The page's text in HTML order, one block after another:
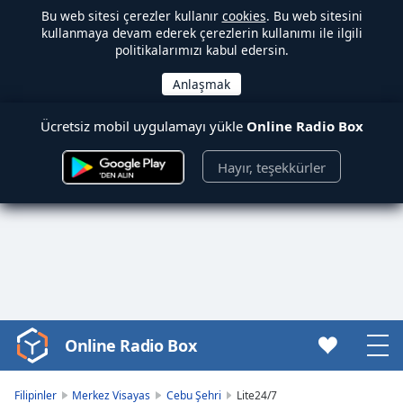
Bu web sitesi çerezler kullanır cookies. Bu web sitesini
kullanmaya devam ederek çerezlerin kullanımı ile ilgili
politikalarımızı kabul edersin.
Ücretsiz mobil uygulamayı yükle Online Radio Box
Hayır, teşekkürler
Video
Player
Online Radio Box
Filipinler Merkez Visayas Cebu Şehri Lite24/7